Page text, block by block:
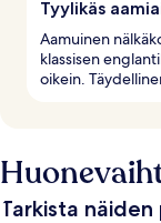
Tyylikäs
Aamuinen
klassisen
oikein.
Tarkista